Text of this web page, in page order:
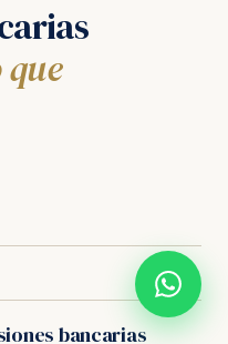
bancarias